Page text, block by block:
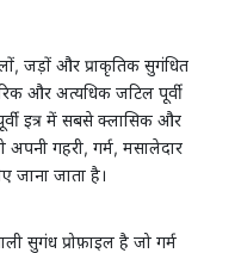
जड़ों और प्राकृतिक सुगंधित
और अत्यधिक जटिल पूर्वी
इत्र में सबसे क्लासिक और
अपनी गहरी, गर्म, मसालेदार
जाता है।
सुगंध प्रोफ़ाइल है जो गर्म